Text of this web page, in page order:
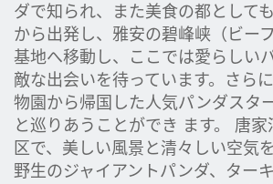
ダで知られ、また美食の都として
から出発し、雅安の碧峰峡（ビー
基地へ移動し、ここでは愛らしい
敵な出会いを待っています。さら
物園から帰国した人気パンダスタ
と巡りあうことができ ます。 唐
区で、美しい風景と清々しい空気
野生のジャイアントパンダ、ター